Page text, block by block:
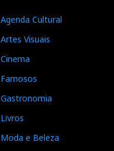
Agenda Cultural
Artes Visuais
Cinema
Famosos
Gastronomia
Livros
Moda e Beleza